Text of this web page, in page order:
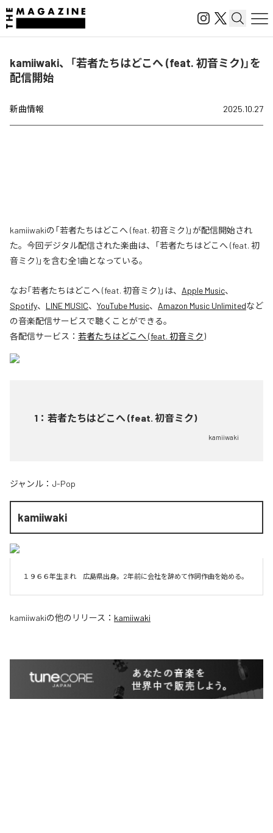
kamiiwaki、「若者たちはどこへ (feat. 初音ミク)」を
配信開始
新曲情報 2025.10.27
kamiiwakiの「若者たちはどこへ (feat. 初音ミク)」が配信開始され
た。今回デジタル配信された楽曲は、「若者たちはどこへ (feat. 初
音ミク)」を含む全1曲となっている。
なお「若者たちはどこへ (feat. 初音ミク)」は、 Apple Music、
Spotify、 LINE MUSIC、 YouTube Music、 Amazon Music Unlimitedなど
の音楽配信サービスで聴くことができる。
各配信サービス： 若者たちはどこへ (feat. 初音ミク)
1 ： 若者たちはどこへ (feat. 初音ミク)
kamiiwaki
ジャンル： J-Pop
kamiiwaki
１９６６年生まれ　広島県出身。2年前に会社を辞めて作詞作曲を始める。
kamiiwakiの他のリリース： kamiiwaki